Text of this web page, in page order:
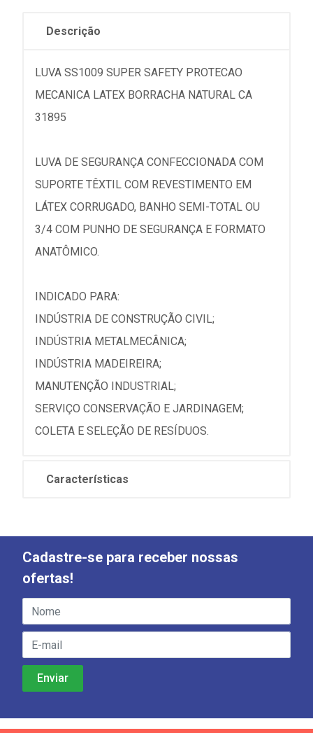
Descrição
LUVA SS1009 SUPER SAFETY PROTECAO
MECANICA LATEX BORRACHA NATURAL CA
31895
LUVA DE SEGURANÇA CONFECCIONADA COM
SUPORTE TÊXTIL COM REVESTIMENTO EM
LÁTEX CORRUGADO, BANHO SEMI-TOTAL OU
3/4 COM PUNHO DE SEGURANÇA E FORMATO
ANATÔMICO.
INDICADO PARA:
INDÚSTRIA DE CONSTRUÇÃO CIVIL;
INDÚSTRIA METALMECÂNICA;
INDÚSTRIA MADEIREIRA;
MANUTENÇÃO INDUSTRIAL;
SERVIÇO CONSERVAÇÃO E JARDINAGEM;
COLETA E SELEÇÃO DE RESÍDUOS.
Características
Cadastre-se para receber nossas
ofertas!